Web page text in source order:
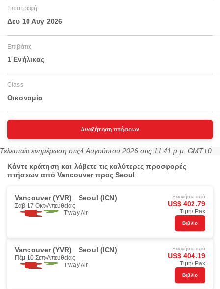
Επιστροφή
Δευ 10 Αυγ 2026
Επιβάτες
1 Ενήλικας
Class
Οικονομία
Αναζήτηση πτήσεων
Τελευταία ενημέρωση στις4 Αυγούστου 2026 στις 11:41 μ.μ. GMT+0
Κάντε κράτηση και λάβετε τις καλύτερες προσφορές
πτήσεων από Vancouver προς Seoul
Vancouver (YVR) Seoul (ICN)
Σάβ 17 Οκτ Απευθείας
T'way Air
Ξεκινήστε από
US$ 402.79
Τιμή/ Pax
Βιβλίο
Vancouver (YVR) Seoul (ICN)
Πέμ 10 Σεπ Απευθείας
T'way Air
Ξεκινήστε από
US$ 404.19
Τιμή/ Pax
Βιβλίο